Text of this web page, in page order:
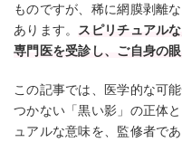
ものですが、稀に網膜剥離
あります。 スピリチュアル
専門医を受診し、ご自身の
この記事では、医学的な可
つかない「黒い影」の正体
ュアルな意味を、監修者で